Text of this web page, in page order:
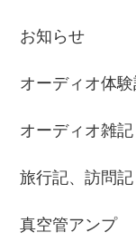
お知らせ
オーディオ体
オーディオ雑記
旅行記、訪問記
真空管アンプ